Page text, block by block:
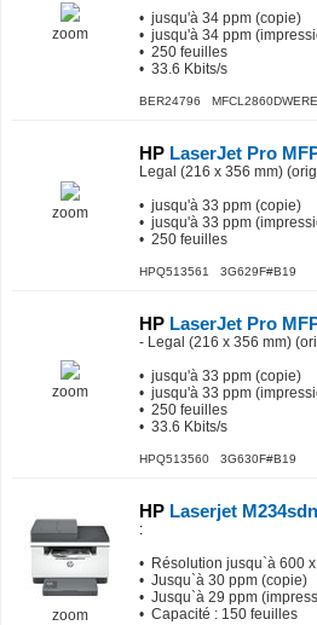
zoom
• jusqu'à 34 ppm (copie)
• jusqu'à 34 ppm
• 250 feuilles
• 33.6 Kbits/s
BER24796
zoom
HP LaserJet Pro
Legal (216 x 356 mm)
• jusqu'à 33 ppm (copie)
• jusqu'à 33 ppm
• 250 feuilles
HPQ513561 3G629F#B19
zoom
HP LaserJet Pro
- Legal (216 x 356 mm)
• jusqu'à 33 ppm (copie)
• jusqu'à 33 ppm
• 250 feuilles
• 33.6 Kbits/s
HPQ513560 3G630F#B19
zoom
HP Laserjet M234sdn
:
• Résolution jusqu`à 600
• Jusqu`à 30 ppm (copie)
• Jusqu`à 29 ppm
• Capacité : 150 feuilles